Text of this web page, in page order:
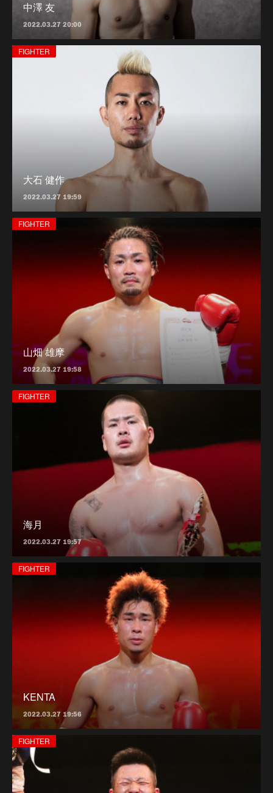
中澤 友
2022.03.27 20:00
FIGHTER
大石 健作
2022.03.27 19:59
FIGHTER
山畑 雄摩
2022.03.27 19:58
FIGHTER
海月
2022.03.27 19:57
FIGHTER
KENTA
2022.03.27 19:56
FIGHTER